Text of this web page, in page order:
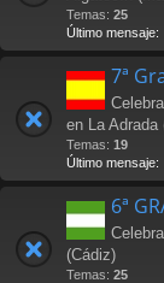
Temas: 25
Último mensaje:
7ª
en La Adrada
Temas: 19
Último mensaje:
6ª
(Cádiz)
Temas: 25